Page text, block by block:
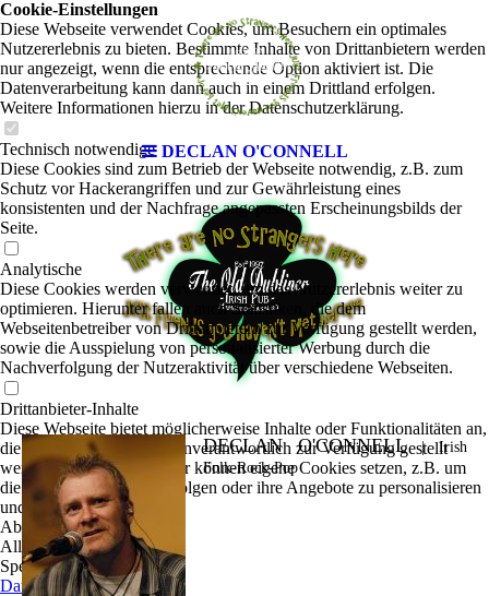
DECLAN O'CONNELL
DECLAN O'CONNELL|Irish
Folk-Rock-Pop
Cookie-Einstellungen
Diese Webseite verwendet Cookies, um Besuchern ein optimales
Nutzererlebnis zu bieten. Bestimmte Inhalte von Drittanbietern werden
nur angezeigt, wenn die entsprechende Option aktiviert ist. Die
Datenverarbeitung kann dann auch in einem Drittland erfolgen.
Weitere Informationen hierzu in der Datenschutzerklärung.
Technisch notwendige
Diese Cookies sind zum Betrieb der Webseite notwendig, z.B. zum
Schutz vor Hackerangriffen und zur Gewährleistung eines
konsistenten und der Nachfrage angepassten Erscheinungsbilds der
Seite.
Analytische
Diese Cookies werden verwendet, um das Nutzererlebnis weiter zu
optimieren. Hierunter fallen auch Statistiken, die dem
Webseitenbetreiber von Drittanbietern zur Verfügung gestellt werden,
sowie die Ausspielung von personalisierter Werbung durch die
Nachverfolgung der Nutzeraktivität über verschiedene Webseiten.
Drittanbieter-Inhalte
Diese Webseite bietet möglicherweise Inhalte oder Funktionalitäten an,
die von Drittanbietern eigenverantwortlich zur Verfügung gestellt
werden. Diese Drittanbieter können eigene Cookies setzen, z.B. um
die Nutzeraktivität zu verfolgen oder ihre Angebote zu personalisieren
und zu optimieren.
Ablehnen
Alle akzeptieren
Speichern
Datenschutz